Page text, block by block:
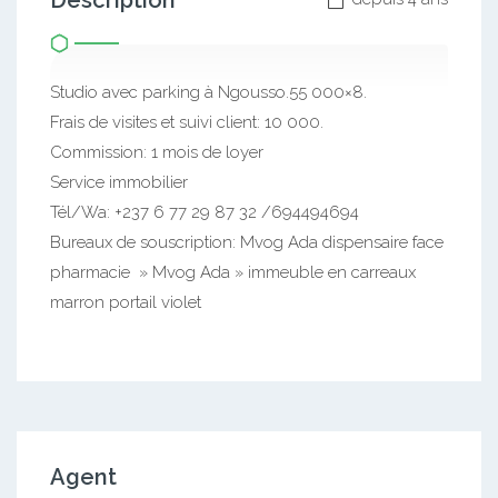
Studio avec parking à Ngousso.55 000×8.
Frais de visites et suivi client: 10 000.
Commission: 1 mois de loyer
Service immobilier
Tél/Wa: +237 6 77 29 87 32 /694494694
Bureaux de souscription: Mvog Ada dispensaire face
pharmacie » Mvog Ada » immeuble en carreaux
marron portail violet
Agent